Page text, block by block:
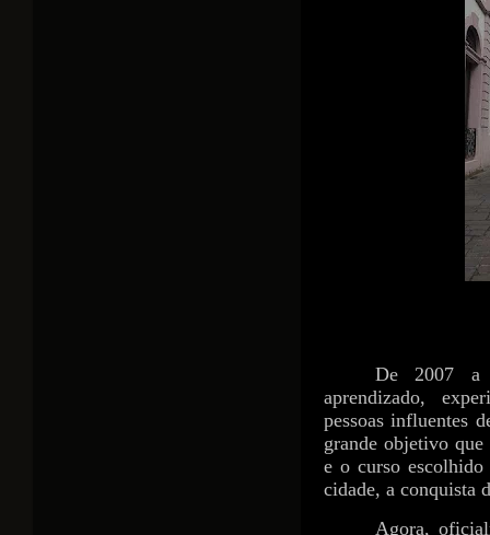
De 2007 a
aprendizado,
pessoas influentes
grande objetivo
e o curso
cidade, a conquista
Agora,